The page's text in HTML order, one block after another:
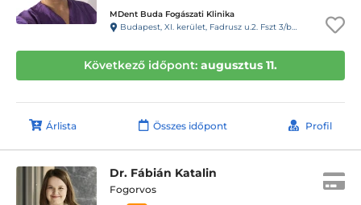
MDent Buda Fogászati Klinika
Budapest, XI. kerület, Fadrusz u.2. Fszt 3/b 61-es kapucsengő
Következő időpont: augusztus 11.
Árlista Összes időpont Profil
Dr. Fábián Katalin
Fogorvos